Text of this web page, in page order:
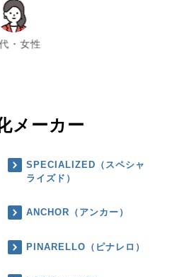
・女性
chevron_left chevron_right
メーカー
SPECIALIZED（スペシャ
ライズド）
ANCHOR（アンカー）
PINARELLO（ピナレロ）